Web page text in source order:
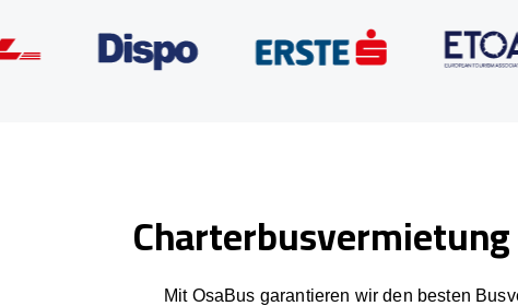
Mit OsaBus garantieren wir den besten